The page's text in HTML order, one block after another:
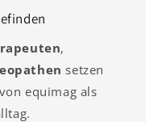
,
setzen
equimag als